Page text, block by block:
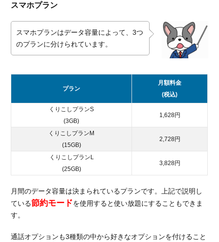
スマホプラン
スマホプランはデータ容量によって、3つ
のプランに分けられています。
プラン
月額料金
(税込)
くりこしプランS
(3GB)
1,628円
くりこしプランM
(15GB)
2,728円
くりこしプランL
(25GB)
3,828円
月間のデータ容量は決まられているプランです。上記で説明し
ている節約モードを使用すると使い放題にすることもできま
す。
通話オプションも3種類の中から好きなオプションを付けること